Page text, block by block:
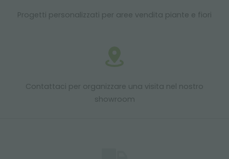
Progetti personalizzati per aree vendita piante e fiori
Contattaci per organizzare una visita nel nostro
showroom